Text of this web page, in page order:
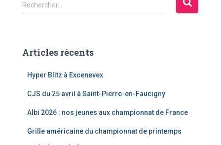
e
r
Rechercher…
Articles récents
Hyper Blitz à Excenevex
CJS du 25 avril à Saint-Pierre-en-Faucigny
Albi 2026 : nos jeunes aux championnat de France
Grille américaine du championnat de printemps